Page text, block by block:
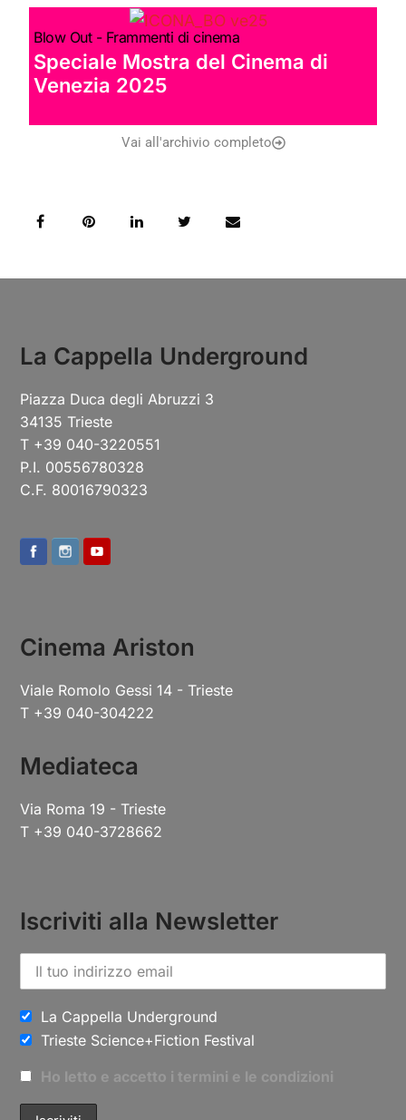
Blow Out - Frammenti di cinema
Speciale Mostra del Cinema di
Venezia 2025
Vai all'archivio completo
La Cappella Underground
Piazza Duca degli Abruzzi 3
34135 Trieste
T +39 040-3220551
P.I. 00556780328
C.F. 80016790323
Cinema Ariston
Viale Romolo Gessi 14 - Trieste
T +39 040-304222
Mediateca
Via Roma 19 - Trieste
T +39 040-3728662
Iscriviti alla Newsletter
La Cappella Underground
Trieste Science+Fiction Festival
Ho letto e accetto i termini e le condizioni